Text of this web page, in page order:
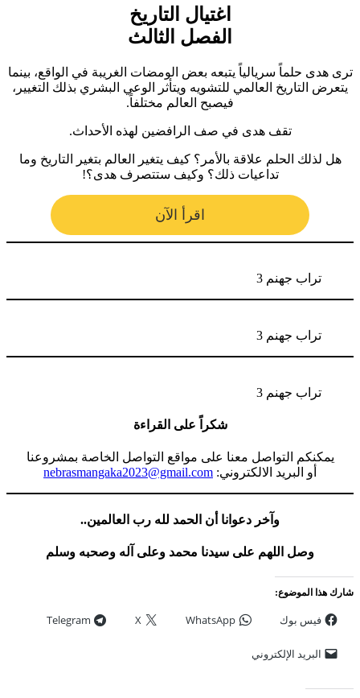
اغتيال التاريخ
الفصل الثالث
ترى هدى حلماً سريالياً يتبعه بعض الومضات الغريبة في الواقع، بينما
يتعرض التاريخ العالمي للتشويه ويتأثر الوعي البشري بذلك التغيير،
فيصبح العالم مختلفاً.
تقف هدى في صف الرافضين لهذه الأحداث.
هل لذلك الحلم علاقة بالأمر؟ كيف يتغير العالم بتغير التاريخ وما
تداعيات ذلك؟ وكيف ستتصرف هدى؟!
اقرأ الآن
تراب جهنم 3
تراب جهنم 3
تراب جهنم 3
شكراً على القراءة
يمكنكم التواصل معنا على مواقع التواصل الخاصة بمشروعنا
أو البريد الالكتروني: nebrasmangaka2023@gmail.com
وآخر دعوانا أن الحمد لله رب العالمين..
وصل اللهم على سيدنا محمد وعلى آله وصحبه وسلم
شارك هذا الموضوع:
فيس بوك WhatsApp
X
Telegram
البريد الإلكتروني